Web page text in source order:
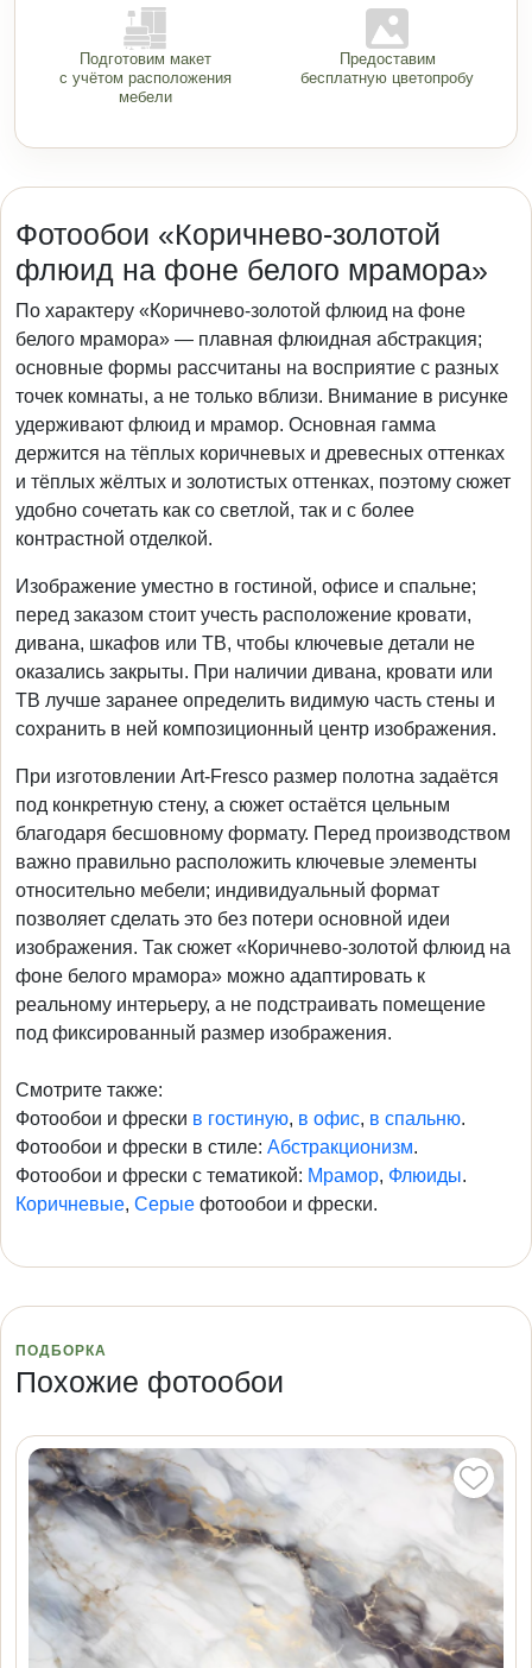
Подготовим макет
с учётом расположения
мебели
Предоставим
бесплатную цветопробу
Фотообои «Коричнево-золотой
флюид на фоне белого мрамора»
По характеру «Коричнево-золотой флюид на фоне
белого мрамора» — плавная флюидная абстракция;
основные формы рассчитаны на восприятие с разных
точек комнаты, а не только вблизи. Внимание в рисунке
удерживают флюид и мрамор. Основная гамма
держится на тёплых коричневых и древесных оттенках
и тёплых жёлтых и золотистых оттенках, поэтому сюжет
удобно сочетать как со светлой, так и с более
контрастной отделкой.
Изображение уместно в гостиной, офисе и спальне;
перед заказом стоит учесть расположение кровати,
дивана, шкафов или ТВ, чтобы ключевые детали не
оказались закрыты. При наличии дивана, кровати или
ТВ лучше заранее определить видимую часть стены и
сохранить в ней композиционный центр изображения.
При изготовлении Art-Fresco размер полотна задаётся
под конкретную стену, а сюжет остаётся цельным
благодаря бесшовному формату. Перед производством
важно правильно расположить ключевые элементы
относительно мебели; индивидуальный формат
позволяет сделать это без потери основной идеи
изображения. Так сюжет «Коричнево-золотой флюид на
фоне белого мрамора» можно адаптировать к
реальному интерьеру, а не подстраивать помещение
под фиксированный размер изображения.
Смотрите также:
Фотообои и фрески в гостиную, в офис, в спальню.
Фотообои и фрески в стиле: Абстракционизм.
Фотообои и фрески с тематикой: Мрамор, Флюиды.
Коричневые, Серые фотообои и фрески.
ПОДБОРКА
Похожие фотообои